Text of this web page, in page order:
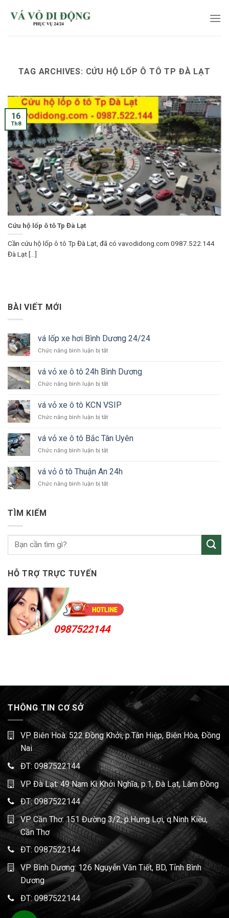
TAG ARCHIVES: CỨU HỘ LỐP Ô TÔ TP ĐÀ LẠT
Cứu hộ lốp ô tô Tp Đà Lạt
Cần cứu hộ lốp ô tô Tp Đà Lạt, đã có vavodidong.com 0987.522.144
Đà Lạt [...]
16
Th8
BÀI VIẾT MỚI
vá lốp xe hơi Bình Dương 24/24
Chức năng bình luận bị tắtở
lốp
xe
hơi
Dương
vá vỏ xe ô tô 24h Bình Dương
Chức năng bình luận bị tắtở
vỏ
xe
ô
24h
Dương
vá vỏ xe ô tô KCN VSIP
Chức năng bình luận bị tắtở
vỏ
xe
ô
KCN
vá vỏ xe ô tô Bắc Tân Uyên
Chức năng bình luận bị tắtở
vỏ
xe
ô
vá vỏ ô tô Thuận An 24h
Chức năng bình luận bị tắtở
An
TÌM KIẾM
HỖ TRỢ TRỰC TUYẾN
0987522144
THÔNG TIN CƠ SỞ
VP Biên Hoà: 522 Đồng Khởi, p.Tân Hiệp, Biên Hòa, Đồng
Nai
ĐT: 0987522144
VP Đà Lạt: 49 Nam Kì Khởi Nghĩa, p.1, Đà Lạt, Lâm Đồng
ĐT:0987522144
VP Cần Thơ: 151 Đường 3/2, p.Hưng Lợi, q.Ninh Kiều,
Cần Thơ
ĐT: 0987522144
VP Bình Dương: 126 Nguyễn Văn Tiết, BD, Tỉnh Bình
Dương
ĐT: 0987522144